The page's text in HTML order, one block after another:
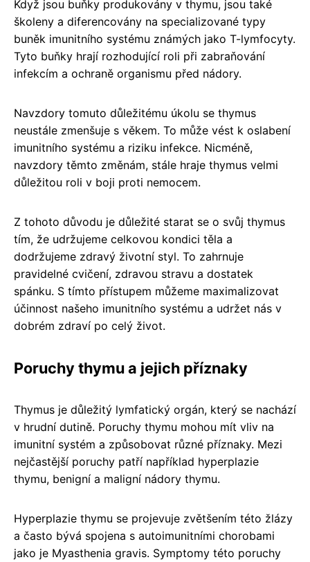
Když jsou buňky produkovány v thymu, jsou také
školeny a diferencovány na specializované typy
buněk imunitního systému známých jako T-lymfocyty.
Tyto buňky hrají rozhodující roli při zabraňování
infekcím a ochraně organismu před nádory.
Navzdory tomuto důležitému úkolu se thymus
neustále zmenšuje s věkem. To může vést k oslabení
imunitního systému a riziku infekce. Nicméně,
navzdory těmto změnám, stále hraje thymus velmi
důležitou roli v boji proti nemocem.
Z tohoto důvodu je důležité starat se o svůj thymus
tím, že udržujeme celkovou kondici těla a
dodržujeme zdravý životní styl. To zahrnuje
pravidelné cvičení, zdravou stravu a dostatek
spánku. S tímto přístupem můžeme maximalizovat
účinnost našeho imunitního systému a udržet nás v
dobrém zdraví po celý život.
Poruchy thymu a jejich příznaky
Thymus je důležitý lymfatický orgán, který se nachází
v hrudní dutině. Poruchy thymu mohou mít vliv na
imunitní systém a způsobovat různé příznaky. Mezi
nejčastější poruchy patří například hyperplazie
thymu, benigní a maligní nádory thymu.
Hyperplazie thymu se projevuje zvětšením této žlázy
a často bývá spojena s autoimunitními chorobami
jako je Myasthenia gravis. Symptomy této poruchy